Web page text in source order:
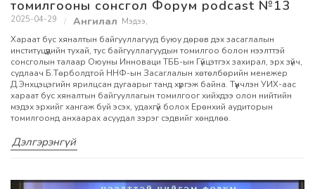
томилгооны сонсгол Форум podcast №13
2025-04-29 Мэдээ,
Хараат бус хяналтын байгууллагууд буюу дөрөв дэх засаглалын
институцүүдийн тухай, тус байгууллагуудын томилгоо болон нээлттэй
сонсголын талаар Оюуны Инноваци ТББ-ын Гүйцэтгэх захирал, эрх зүйч,
судлаач Б.Төрболдтой ННФ-ын Засаглалын хөтөлбөрийн менежер
Д.Энхцэцэгийн ярилцсан дугаарыг танд хүргэж байна. Түүнчлэн УИХ-аас
хараат бус хяналтын байгууллагын томилгоог хийхдээ олон нийтийн
мэдэх эрхийг хангаж буй эсэх, удахгүй болох Ерөнхий аудиторын
томилгоонд анхаарах асуудал зэрэг сэдвийг хөндлөө.
Дэлгэрэнгүй